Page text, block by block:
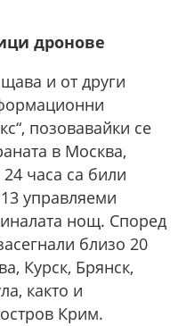
дронове
и от други
позовавайки се
в Москва,
часа са били
управляеми
нощ. Според
близо 20
Курск, Брянск,
както и
Крим.